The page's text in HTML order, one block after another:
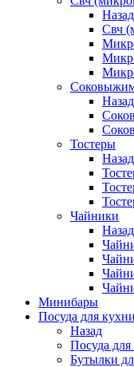
Назад
Свч
Назад
Тостеры
Назад
Чайники
Назад
Минибары
Посуда для кухни
Назад
Посуда
Бутылки